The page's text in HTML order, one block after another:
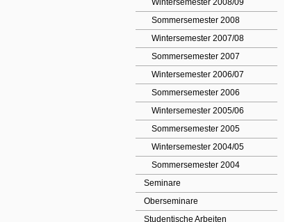
Wintersemester 2008/09
Sommersemester 2008
Wintersemester 2007/08
Sommersemester 2007
Wintersemester 2006/07
Sommersemester 2006
Wintersemester 2005/06
Sommersemester 2005
Wintersemester 2004/05
Sommersemester 2004
Seminare
Oberseminare
Studentische Arbeiten